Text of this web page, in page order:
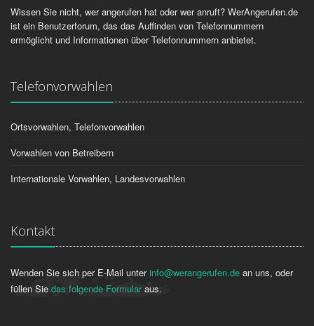
Wissen Sie nicht, wer angerufen hat oder wer anruft? WerAngerufen.de
ist ein Benutzerforum, das das Auffinden von Telefonnummern
ermöglicht und Informationen über Telefonnummern anbietet.
Telefonvorwahlen
Ortsvorwahlen, Telefonvorwahlen
Vorwahlen von Betreibern
Internationale Vorwahlen, Landesvorwahlen
Kontakt
Wenden Sie sich per E-Mail unterinfo@werangerufen.de an uns, oder
füllen Sie das folgende Formularaus.